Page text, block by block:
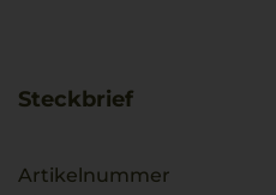
Steckbrief
Artikelnummer